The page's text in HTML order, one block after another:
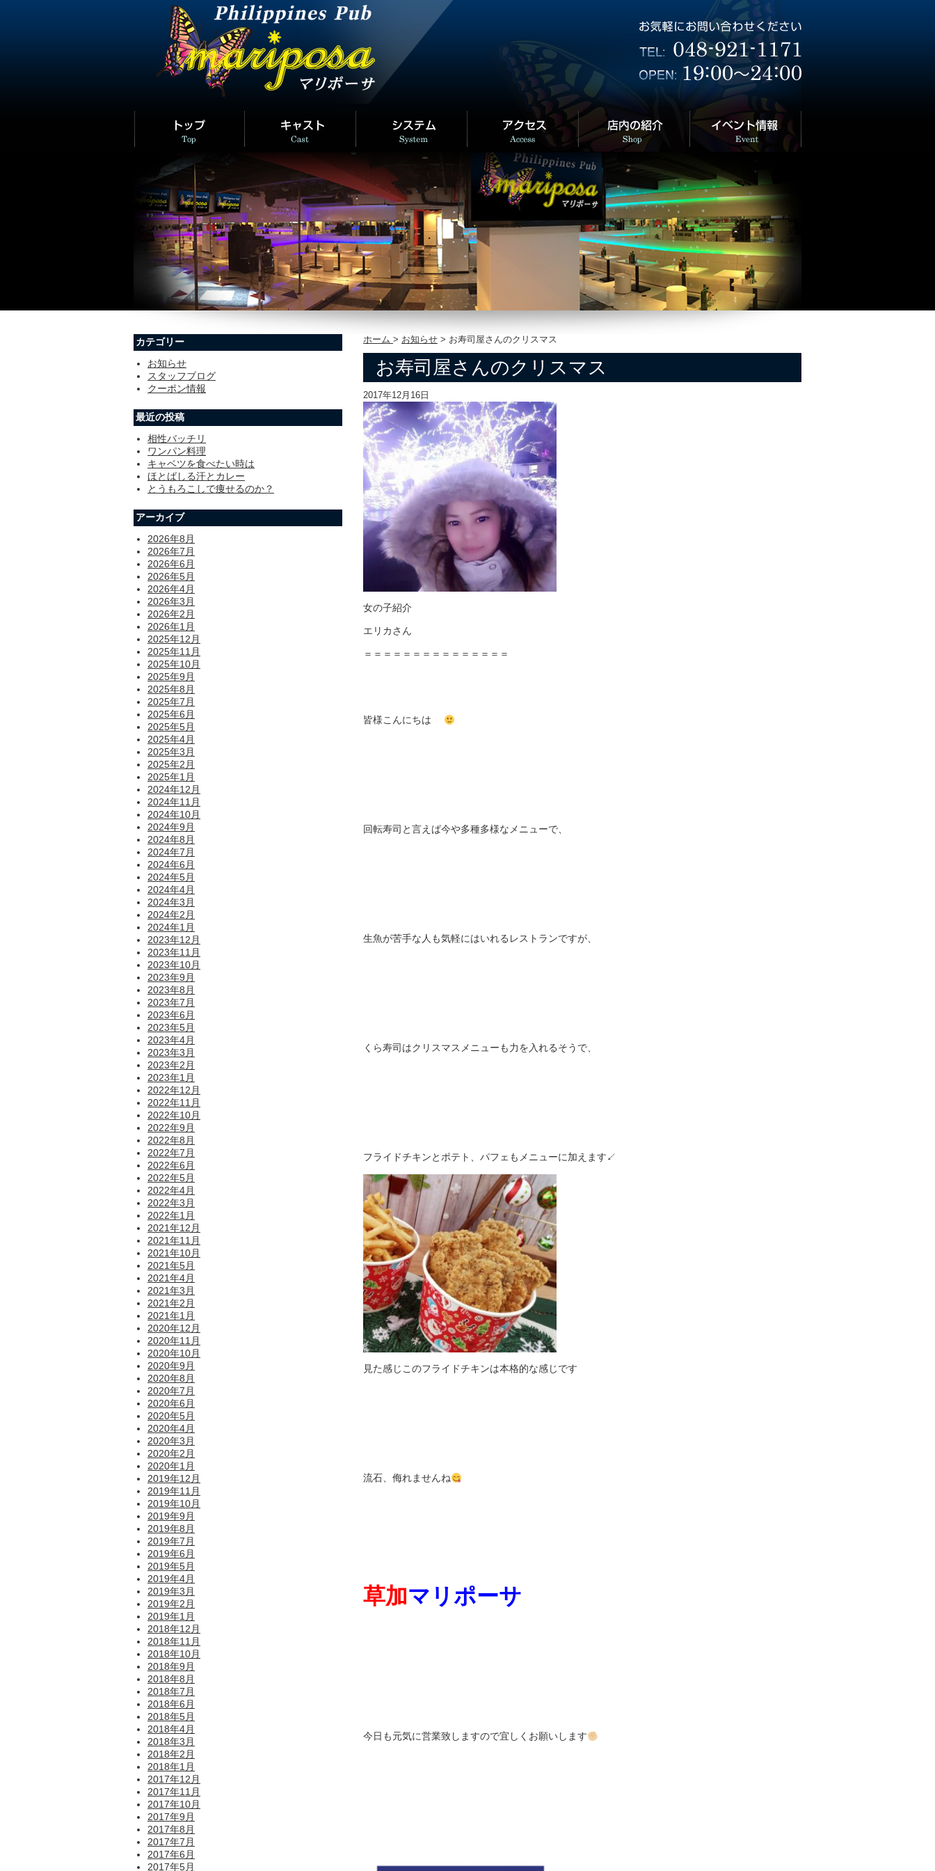
ホーム > お知らせ > お寿司屋さんのクリスマス
お寿司屋さんのクリスマス
2017年12月16日
女の子紹介
エリカさん
＝＝＝＝＝＝＝＝＝＝＝＝＝＝＝
皆様こんにちは
回転寿司と言えば今や多種多様なメニューで、
生魚が苦手な人も気軽にはいれるレストランですが、
くら寿司はクリスマスメニューも力を入れるそうで、
フライドチキンとポテト、パフェもメニューに加えます↙
見た感じこのフライドチキンは本格的な感じです
流石、侮れませんね
草加マリポーサ
今日も元気に営業致しますので宜しくお願いします
カテゴリー
お知らせ
スタッフブログ
クーポン情報
最近の投稿
相性バッチリ
ワンパン料理
キャベツを食べたい時は
ほとばしる汗とカレー
とうもろこしで痩せるのか？
アーカイブ
2026年8月
2026年7月
2026年6月
2026年5月
2026年4月
2026年3月
2026年2月
2026年1月
2025年12月
2025年11月
2025年10月
2025年9月
2025年8月
2025年7月
2025年6月
2025年5月
2025年4月
2025年3月
2025年2月
2025年1月
2024年12月
2024年11月
2024年10月
2024年9月
2024年8月
2024年7月
2024年6月
2024年5月
2024年4月
2024年3月
2024年2月
2024年1月
2023年12月
2023年11月
2023年10月
2023年9月
2023年8月
2023年7月
2023年6月
2023年5月
2023年4月
2023年3月
2023年2月
2023年1月
2022年12月
2022年11月
2022年10月
2022年9月
2022年8月
2022年7月
2022年6月
2022年5月
2022年4月
2022年3月
2022年1月
2021年12月
2021年11月
2021年10月
2021年5月
2021年4月
2021年3月
2021年2月
2021年1月
2020年12月
2020年11月
2020年10月
2020年9月
2020年8月
2020年7月
2020年6月
2020年5月
2020年4月
2020年3月
2020年2月
2020年1月
2019年12月
2019年11月
2019年10月
2019年9月
2019年8月
2019年7月
2019年6月
2019年5月
2019年4月
2019年3月
2019年2月
2019年1月
2018年12月
2018年11月
2018年10月
2018年9月
2018年8月
2018年7月
2018年6月
2018年5月
2018年4月
2018年3月
2018年2月
2018年1月
2017年12月
2017年11月
2017年10月
2017年9月
2017年8月
2017年7月
2017年6月
2017年5月